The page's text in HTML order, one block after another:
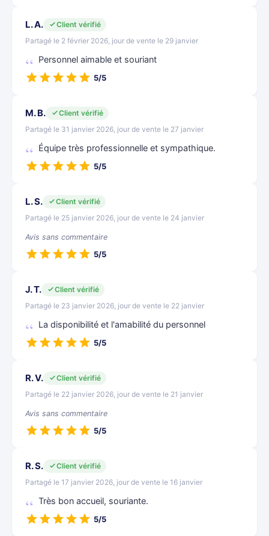
L. A.
Client vérifié
Partagé le 2 février 2026, jour de vente le 29 janvier
Personnel aimable et souriant
5/5
M. B.
Client vérifié
Partagé le 31 janvier 2026, jour de vente le 27 janvier
Équipe très professionnelle et sympathique.
5/5
L. S.
Client vérifié
Partagé le 25 janvier 2026, jour de vente le 24 janvier
Avis sans commentaire
5/5
J. T.
Client vérifié
Partagé le 23 janvier 2026, jour de vente le 22 janvier
La disponibilité et l'amabilité du personnel
5/5
R. V.
Client vérifié
Partagé le 22 janvier 2026, jour de vente le 21 janvier
Avis sans commentaire
5/5
R. S.
Client vérifié
Partagé le 17 janvier 2026, jour de vente le 16 janvier
Très bon accueil, souriante.
5/5